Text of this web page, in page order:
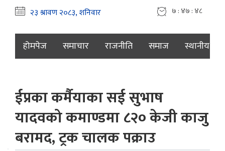
७ : ४७ : ४९
होमपेज समाचार राजनीति समाज स्थानीय
ईप्रका कर्मैयाका सई सुभाष
यादवको कमाण्डमा ८२० केजी काजु
बरामद, ट्रक चालक पक्राउ